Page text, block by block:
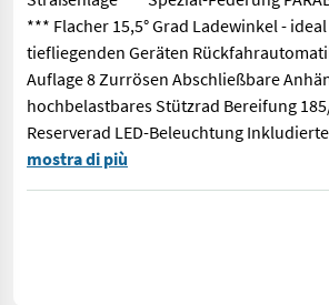
*** Flacher 15,5° Grad Ladewinkel -
tiefliegenden Geräten
Auflage 8 Zurrösen Abschließbare
hochbelastbares Stützrad Bereifung
Reserverad LED-Beleuchtung
Nugent P3116H - lagernd Tieflader/
mostra di più